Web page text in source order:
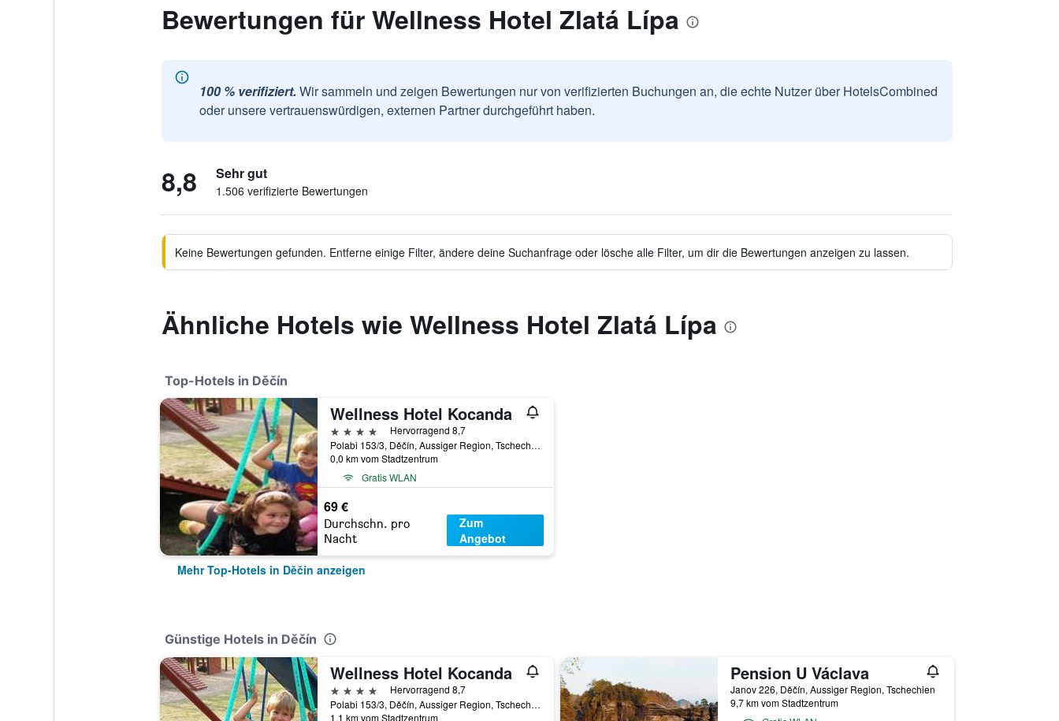
Bewertungen für Wellness Hotel Zlatá Lípa
100 % verifiziert. Wir sammeln und zeigen Bewertungen nur von verifizierten Buchungen an, die echte Nutzer über HotelsCombined
oder unsere vertrauenswürdigen, externen Partner durchgeführt haben.
8,8 Sehr gut
1.506 verifizierte Bewertungen
Keine Bewertungen gefunden. Entferne einige Filter, ändere deine Suchanfrage oder lösche alle Filter, um dir die Bewertungen anzeigen zu lassen.
Ähnliche Hotels wie Wellness Hotel Zlatá Lípa
Top-Hotels in Děčín
Wellness Hotel Kocanda
4 Sterne
Hervorragend 8,7
Polabi 153/3, Děčín, Aussiger Region, Tschechien
0,0 km vom Stadtzentrum
Gratis WLAN
69 €
Durchschn. pro
Nacht
Zum
Angebot
Mehr Top-Hotels in Děčín anzeigen
Günstige Hotels in Děčín
Wellness Hotel Kocanda
4 Sterne
Hervorragend 8,7
Polabi 153/3, Děčín, Aussiger Region, Tschechien
1,1 km vom Stadtzentrum
Pension U Václava
Janov 226, Děčín, Aussiger Region, Tschechien
9,7 km vom Stadtzentrum